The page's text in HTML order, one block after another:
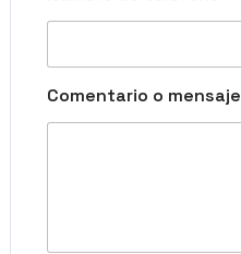
Comentario o mensaje